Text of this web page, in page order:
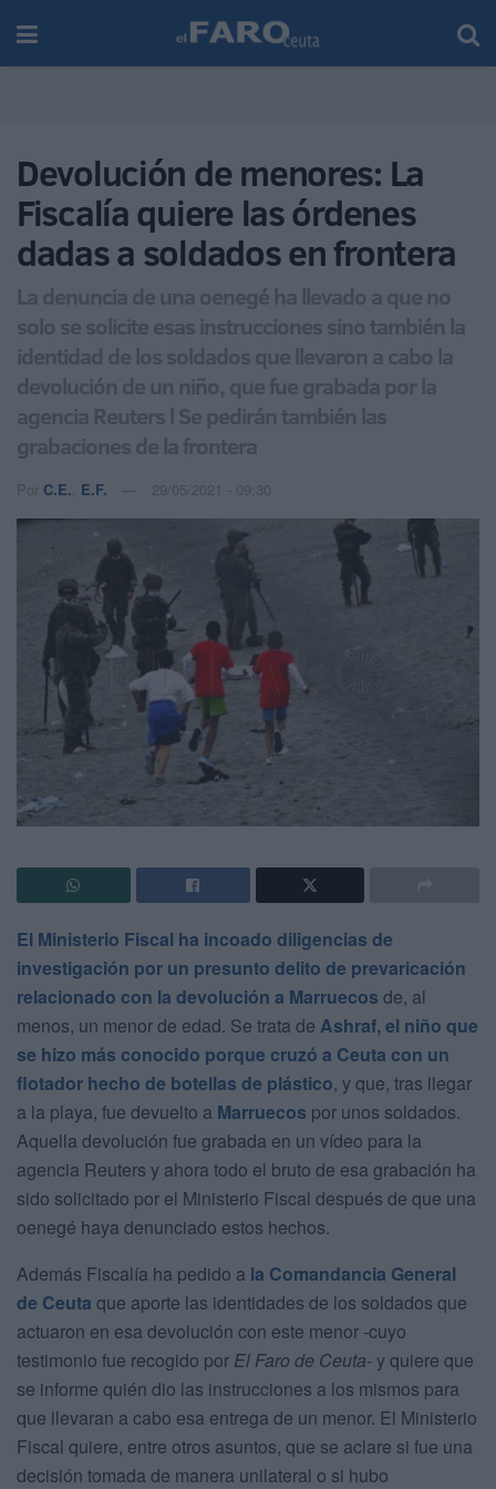
Devolución de menores: La
Fiscalía quiere las órdenes
dadas a soldados en frontera
La denuncia de una oenegé ha llevado a que no
solo se solicite esas instrucciones sino también la
identidad de los soldados que llevaron a cabo la
devolución de un niño, que fue grabada por la
agencia Reuters l Se pedirán también las
grabaciones de la frontera
Por C.E. E.F. 29/05/2021 - 09:30
El Ministerio Fiscal ha incoado diligencias de
investigación por un presunto delito de prevaricación
relacionado con la devolución a Marruecos de, al
menos, un menor de edad. Se trata de Ashraf, el niño que
se hizo más conocido porque cruzó a Ceuta con un
flotador hecho de botellas de plástico, y que, tras llegar
a la playa, fue devuelto a Marruecos por unos soldados.
Aquella devolución fue grabada en un vídeo para la
agencia Reuters y ahora todo el bruto de esa grabación ha
sido solicitado por el Ministerio Fiscal después de que una
oenegé haya denunciado estos hechos.
Además Fiscalía ha pedido a la Comandancia General
de Ceuta que aporte las identidades de los soldados que
actuaron en esa devolución con este menor -cuyo
testimonio fue recogido por El Faro de Ceuta- y quiere que
se informe quién dio las instrucciones a los mismos para
que llevaran a cabo esa entrega de un menor. El Ministerio
Fiscal quiere, entre otros asuntos, que se aclare si fue una
decisión tomada de manera unilateral o si hubo